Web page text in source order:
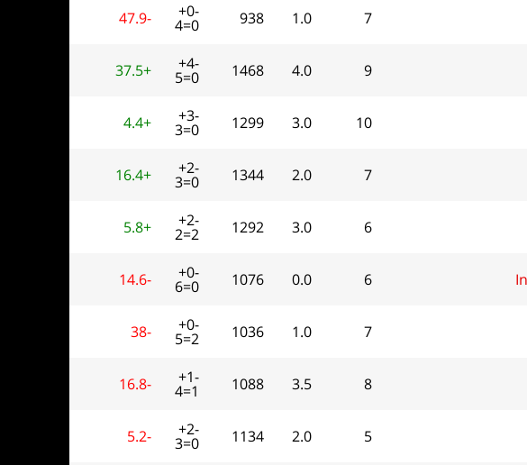
7
1.0
938
+0-
4=0
47.9-
9
4.0
1468
+4-
5=0
37.5+
10
3.0
1299
+3-
3=0
4.4+
7
2.0
1344
+2-
3=0
16.4+
6
3.0
1292
+2-
2=2
5.8+
6
0.0
1076
+0-
6=0
14.6-
7
1.0
1036
+0-
5=2
38-
8
3.5
1088
+1-
4=1
16.8-
5
2.0
1134
+2-
3=0
5.2-